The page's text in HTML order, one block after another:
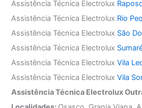
Assistência Técnica Electrolux
Assistência Técnica Electrolux Rio
Assistência Técnica Electrolux São
Assistência Técnica Electrolux
Assistência Técnica ElectroluxVila
Assistência Técnica ElectroluxVila
Assistência Técnica Electrolux